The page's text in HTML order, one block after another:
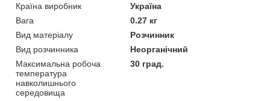
Країна виробник
Україна
Вага
0.27 кг
Вид матеріалу
Розчинник
Вид розчинника
Неорганічний
Максимальна робоча
температура
навколишнього
середовища
30 град.